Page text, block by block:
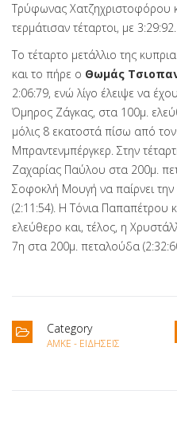
Τρύφωνας Χατζηχριστοφόρου
τερμάτισαν τέταρτοι, με 3:29:92.
To τέταρτο μετάλλιο της
και το πήρε ο Θωμάς
2:06:79, ενώ λίγο έλειψε να
Όμηρος Ζάγκας, στα 100μ.
μόλις 8 εκατοστά πίσω από
Μπραντενμπέργκερ. Στην
Ζαχαρίας Παύλου στα 200μ.
Σοφοκλή Μουγή να παίρνει
(2:11:54). Η Τόνια Παπαπέτρου
ελεύθερο και, τέλος, η
7η στα 200μ. πεταλούδα
Category
ΑΜΚΕ - ΕΙΔΉΣΕΙΣ